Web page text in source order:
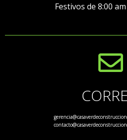
Festivos de 8:00